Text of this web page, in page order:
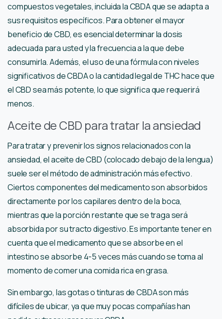
compuestos vegetales, incluida la CBDA que se adapta a
sus requisitos específicos. Para obtener el mayor
beneficio de CBD, es esencial determinar la dosis
adecuada para usted y la frecuencia a la que debe
consumirla. Además, el uso de una fórmula con niveles
significativos de CBDA o la cantidad legal de THC hace que
el CBD sea más potente, lo que significa que requerirá
menos.
Aceite de CBD para tratar la ansiedad
Para tratar y prevenir los signos relacionados con la
ansiedad, el aceite de CBD (colocado debajo de la lengua)
suele ser el método de administración más efectivo.
Ciertos componentes del medicamento son absorbidos
directamente por los capilares dentro de la boca,
mientras que la porción restante que se traga será
absorbida por su tracto digestivo. Es importante tener en
cuenta que el medicamento que se absorbe en el
intestino se absorbe 4-5 veces más cuando se toma al
momento de comer una comida rica en grasa.
Sin embargo, las gotas o tinturas de CBDA son más
difíciles de ubicar, ya que muy pocas compañías han